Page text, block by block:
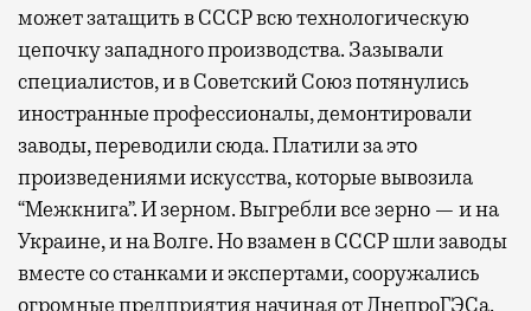
может затащить в СССР всю технологическую
цепочку западного производства. Зазывали
специалистов, и в Советский Союз потянулись
иностранные профессионалы, демонтировали
заводы, переводили сюда. Платили за это
произведениями искусства, которые вывозила
“Межкнига”. И зерном. Выгребли все зерно — и на
Украине, и на Волге. Но взамен в СССР шли заводы
вместе со станками и экспертами, сооружались
огромные предприятия начиная от ДнепроГЭСа.